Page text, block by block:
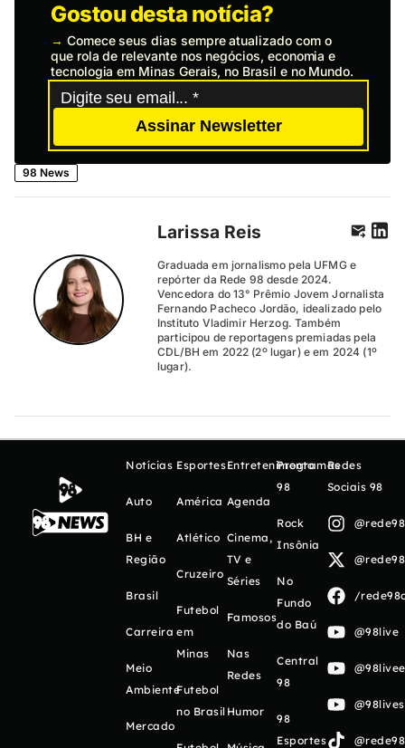
Gostou desta notícia?
→ Comece seus dias sempre atualizado com o
que rola de relevante nos negócios, economia e
tecnologia em Minas Gerais, no Brasil e no Mundo.
Assinar Newsletter
98 News
Larissa Reis
Graduada em jornalismo pela UFMG e
repórter da Rede 98 desde 2024.
Vencedora do 13° Prêmio Jovem Jornalista
Fernando Pacheco Jordão, idealizado pelo
Instituto Vladimir Herzog. Também
participou de reportagens premiadas pela
CDL/BH em 2022 (2º lugar) e em 2024 (1º
lugar).
Notícias
Auto
BH e
Região
Brasil
Carreira
Meio
Ambiente
Mercado
Esportes
América
Atlético
Cruzeiro
Futebol
em
Minas
Futebol
no Brasil
Entretenimento
Agenda
Cinema,
TV e
Séries
Famosos
Nas
Redes
Humor
Programas
98
Rock
Insônia
No
Fundo
do Baú
Central
98
98
Esportes
Redes
Sociais 98
/
@98live